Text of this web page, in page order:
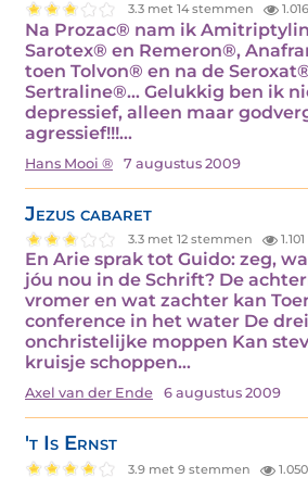
3.3 met 14 stemmen 1.016
Na Prozac® nam ik
Sarotex® en Remeron®,
toen Tolvon® en na de
Sertraline®… Gelukkig ben ik
depressief, alleen maar
agressief!!!…
Hans Mooi ® 7 augustus 2009
Jezus cabaret
3.3 met 12 stemmen 1.101
En Arie sprak tot Guido: zeg,
jóu nou in de Schrift? De
vromer en wat zachter kan
conference in het water De
onchristelijke moppen Kan
kruisje schoppen…
Axel van der Ende 6 augustus 2009
't Is Ernst
3.9 met 9 stemmen 1.050